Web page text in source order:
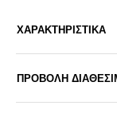
ΧΑΡΑΚΤΗΡΙΣΤΙΚΑ
ΠΡΟΒΟΛΗ